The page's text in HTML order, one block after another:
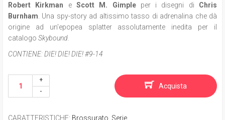
Robert Kirkman e Scott M. Gimpleper i disegni di Chris
Burnham . Una spy-story ad altissimo tasso di adrenalina che dà
origine ad un'epopea splatter assolutamente inedita per il
catalogo Skybound.
CONTIENE:DIE! DIE! DIE! #9-14
Acquista
CARATTERISTICHE: Brossurato Serie